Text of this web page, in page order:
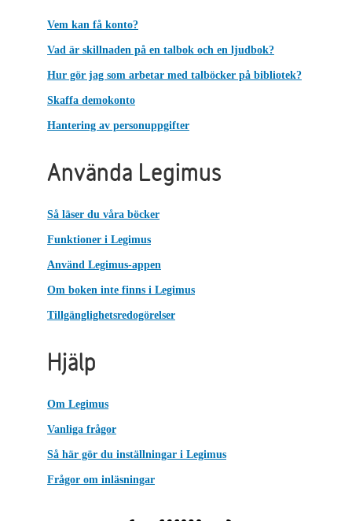
Vem kan få konto?
Vad är skillnaden på en talbok och en ljudbok?
Hur gör jag som arbetar med talböcker på bibliotek?
Skaffa demokonto
Hantering av personuppgifter
Använda Legimus
Så läser du våra böcker
Funktioner i Legimus
Använd Legimus-appen
Om boken inte finns i Legimus
Tillgänglighetsredogörelser
Hjälp
Om Legimus
Vanliga frågor
Så här gör du inställningar i Legimus
Frågor om inläsningar